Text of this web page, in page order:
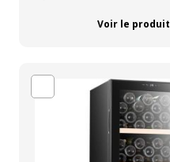
Voir le produit